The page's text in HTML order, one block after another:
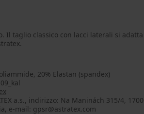
Il taglio classico con lacci laterali si
20% Elastan (spandex)
a.s., indirizzo: Na Maninách 315/4,
e-mail: gpsr@astratex.com